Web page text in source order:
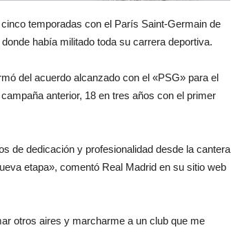
temporadas con el París Saint-Germain de
había militado toda su carrera deportiva.
del acuerdo alcanzado con el «PSG» para el
anterior, 18 en tres años con el primer
de dedicación y profesionalidad desde la cantera
etapa», comentó Real Madrid en su sitio web
otros aires y marcharme a un club que me